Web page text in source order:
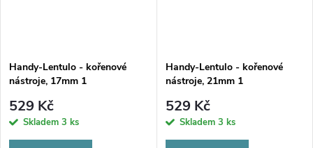
Handy-Lentulo - kořenové
nástroje, 17mm 1
529 Kč
Skladem 3 ks
Handy-Lentulo - kořenové
nástroje, 21mm 1
529 Kč
Skladem 3 ks